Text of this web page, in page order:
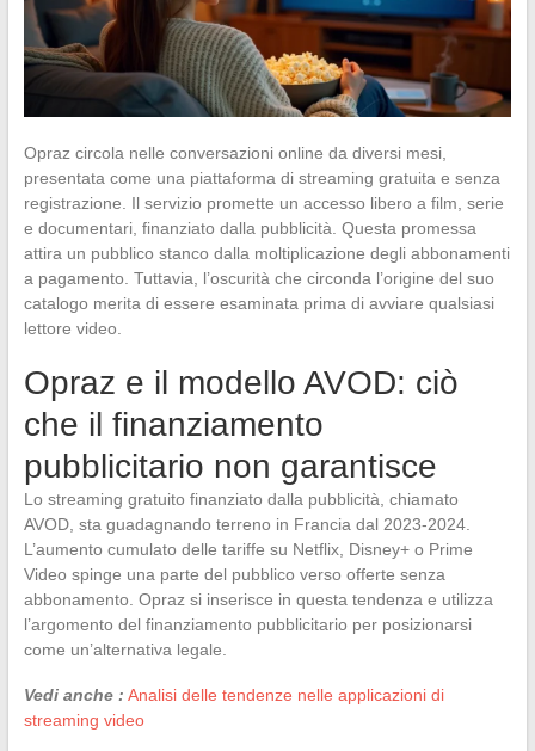
Opraz circola nelle conversazioni online da diversi mesi,
presentata come una piattaforma di streaming gratuita e senza
registrazione. Il servizio promette un accesso libero a film, serie
e documentari, finanziato dalla pubblicità. Questa promessa
attira un pubblico stanco dalla moltiplicazione degli abbonamenti
a pagamento. Tuttavia, l’oscurità che circonda l’origine del suo
catalogo merita di essere esaminata prima di avviare qualsiasi
lettore video.
Opraz e il modello AVOD: ciò
che il finanziamento
pubblicitario non garantisce
Lo streaming gratuito finanziato dalla pubblicità, chiamato
AVOD, sta guadagnando terreno in Francia dal 2023-2024.
L’aumento cumulato delle tariffe su Netflix, Disney+ o Prime
Video spinge una parte del pubblico verso offerte senza
abbonamento. Opraz si inserisce in questa tendenza e utilizza
l’argomento del finanziamento pubblicitario per posizionarsi
come un’alternativa legale.
Vedi anche : Analisi delle tendenze nelle applicazioni di
streaming video